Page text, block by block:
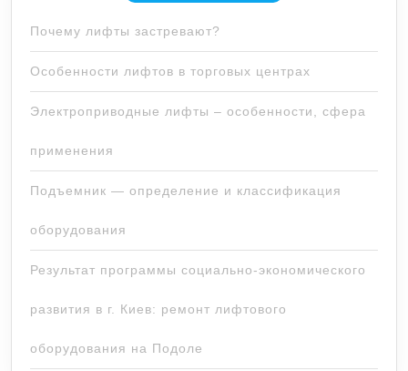
Почему лифты застревают?
Особенности лифтов в торговых центрах
Электроприводные лифты – особенности, сфера
применения
Подъемник — определение и классификация
оборудования
Результат программы социально-экономического
развития в г. Киев: ремонт лифтового
оборудования на Подоле